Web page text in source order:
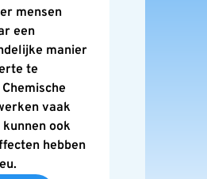
mensen
een
manier
te
vaak
ook
hebben